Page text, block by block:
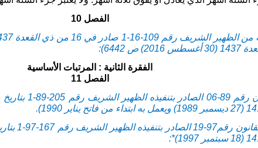
الفصل 10
الفقرة الثانية : المرتبات الأساسية
الفصل 11